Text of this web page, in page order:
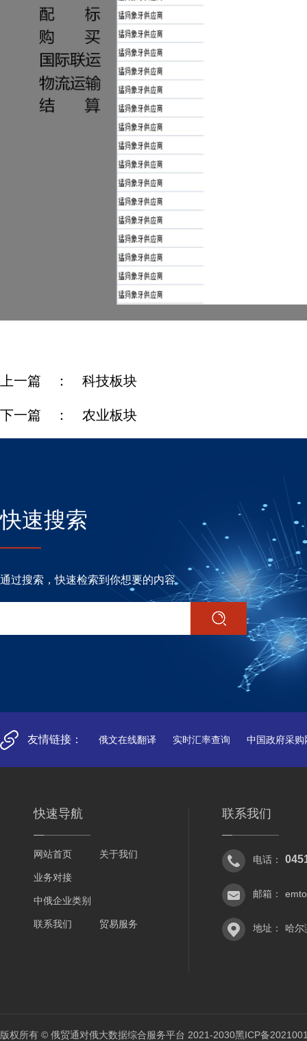
上一篇 ： 科技板块
下一篇 ： 农业板块
快速搜索
通过搜索，快速检索到你想要的内容
友情链接： 俄文在线翻译 实时汇率查询 中国政府采购
快速导航
网站首页 关于我们
业务对接
中俄企业类别
联系我们 贸易服务
联系我们
电话：
邮箱：
地址： 哈尔
版权所有 © 俄贸通对俄大数据综合服务平台 2021-2030黑ICP备